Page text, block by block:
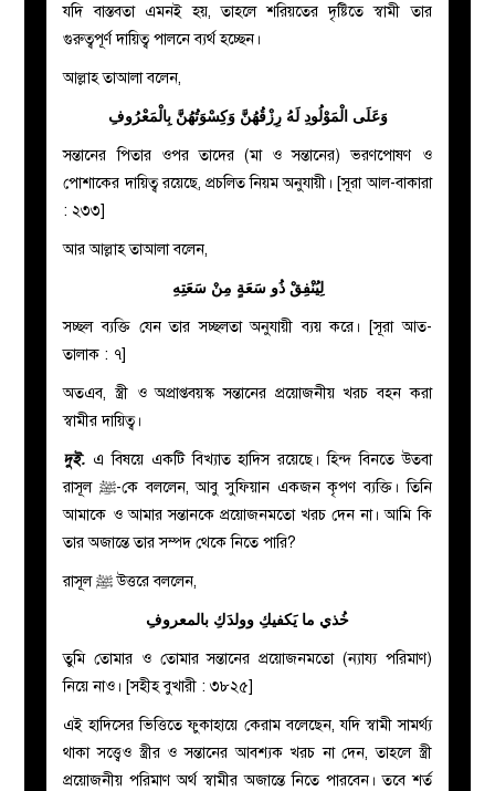
যদি বাস্তবতা এমনই হয়, তাহলে শরিয়তের দৃষ্টিতে স্বামী তার
গুরুত্বপূর্ণ দায়িত্ব পালনে ব্যর্থ হচ্ছেন।
আল্লাহ তাআলা বলেন,
وَعَلَى الْمَوْلُودِ لَهُ رِزْقُهُنَّ وَكِسْوَتُهُنَّ بِالْمَعْرُوفِ
সন্তানের পিতার ওপর তাদের (মা ও সন্তানের) ভরণপোষণ ও
পোশাকের দায়িত্ব রয়েছে, প্রচলিত নিয়ম অনুযায়ী। [সূরা আল-বাকারা
: ২৩৩]
আর আল্লাহ তাআলা বলেন,
لِيُنْفِقْ ذُو سَعَةٍ مِنْ سَعَتِهِ
সচ্ছল ব্যক্তি যেন তার সচ্ছলতা অনুযায়ী ব্যয় করে। [সূরা আত-
তালাক : ৭]
অতএব, স্ত্রী ও অপ্রাপ্তবয়স্ক সন্তানের প্রয়োজনীয় খরচ বহন করা
স্বামীর দায়িত্ব।
দুই. এ বিষয়ে একটি বিখ্যাত হাদিস রয়েছে। হিন্দ বিনতে উতবা
রাসূল ﷺ-কে বললেন, আবু সুফিয়ান একজন কৃপণ ব্যক্তি। তিনি
আমাকে ও আমার সন্তানকে প্রয়োজনমতো খরচ দেন না। আমি কি
তার অজান্তে তার সম্পদ থেকে নিতে পারি?
রাসূল ﷺ উত্তরে বললেন,
خُذي ما يَكفيكِ وولدَكِ بالمعروفِ
তুমি তোমার ও তোমার সন্তানের প্রয়োজনমতো (ন্যায্য পরিমাণ)
নিয়ে নাও। [সহীহ বুখারী : ৩৮২৫]
এই হাদিসের ভিত্তিতে ফুকাহায়ে কেরাম বলেছেন, যদি স্বামী সামর্থ্য
থাকা সত্ত্বেও স্ত্রীর ও সন্তানের আবশ্যক খরচ না দেন, তাহলে স্ত্রী
প্রয়োজনীয় পরিমাণ অর্থ স্বামীর অজান্তে নিতে পারবেন। তবে শর্ত